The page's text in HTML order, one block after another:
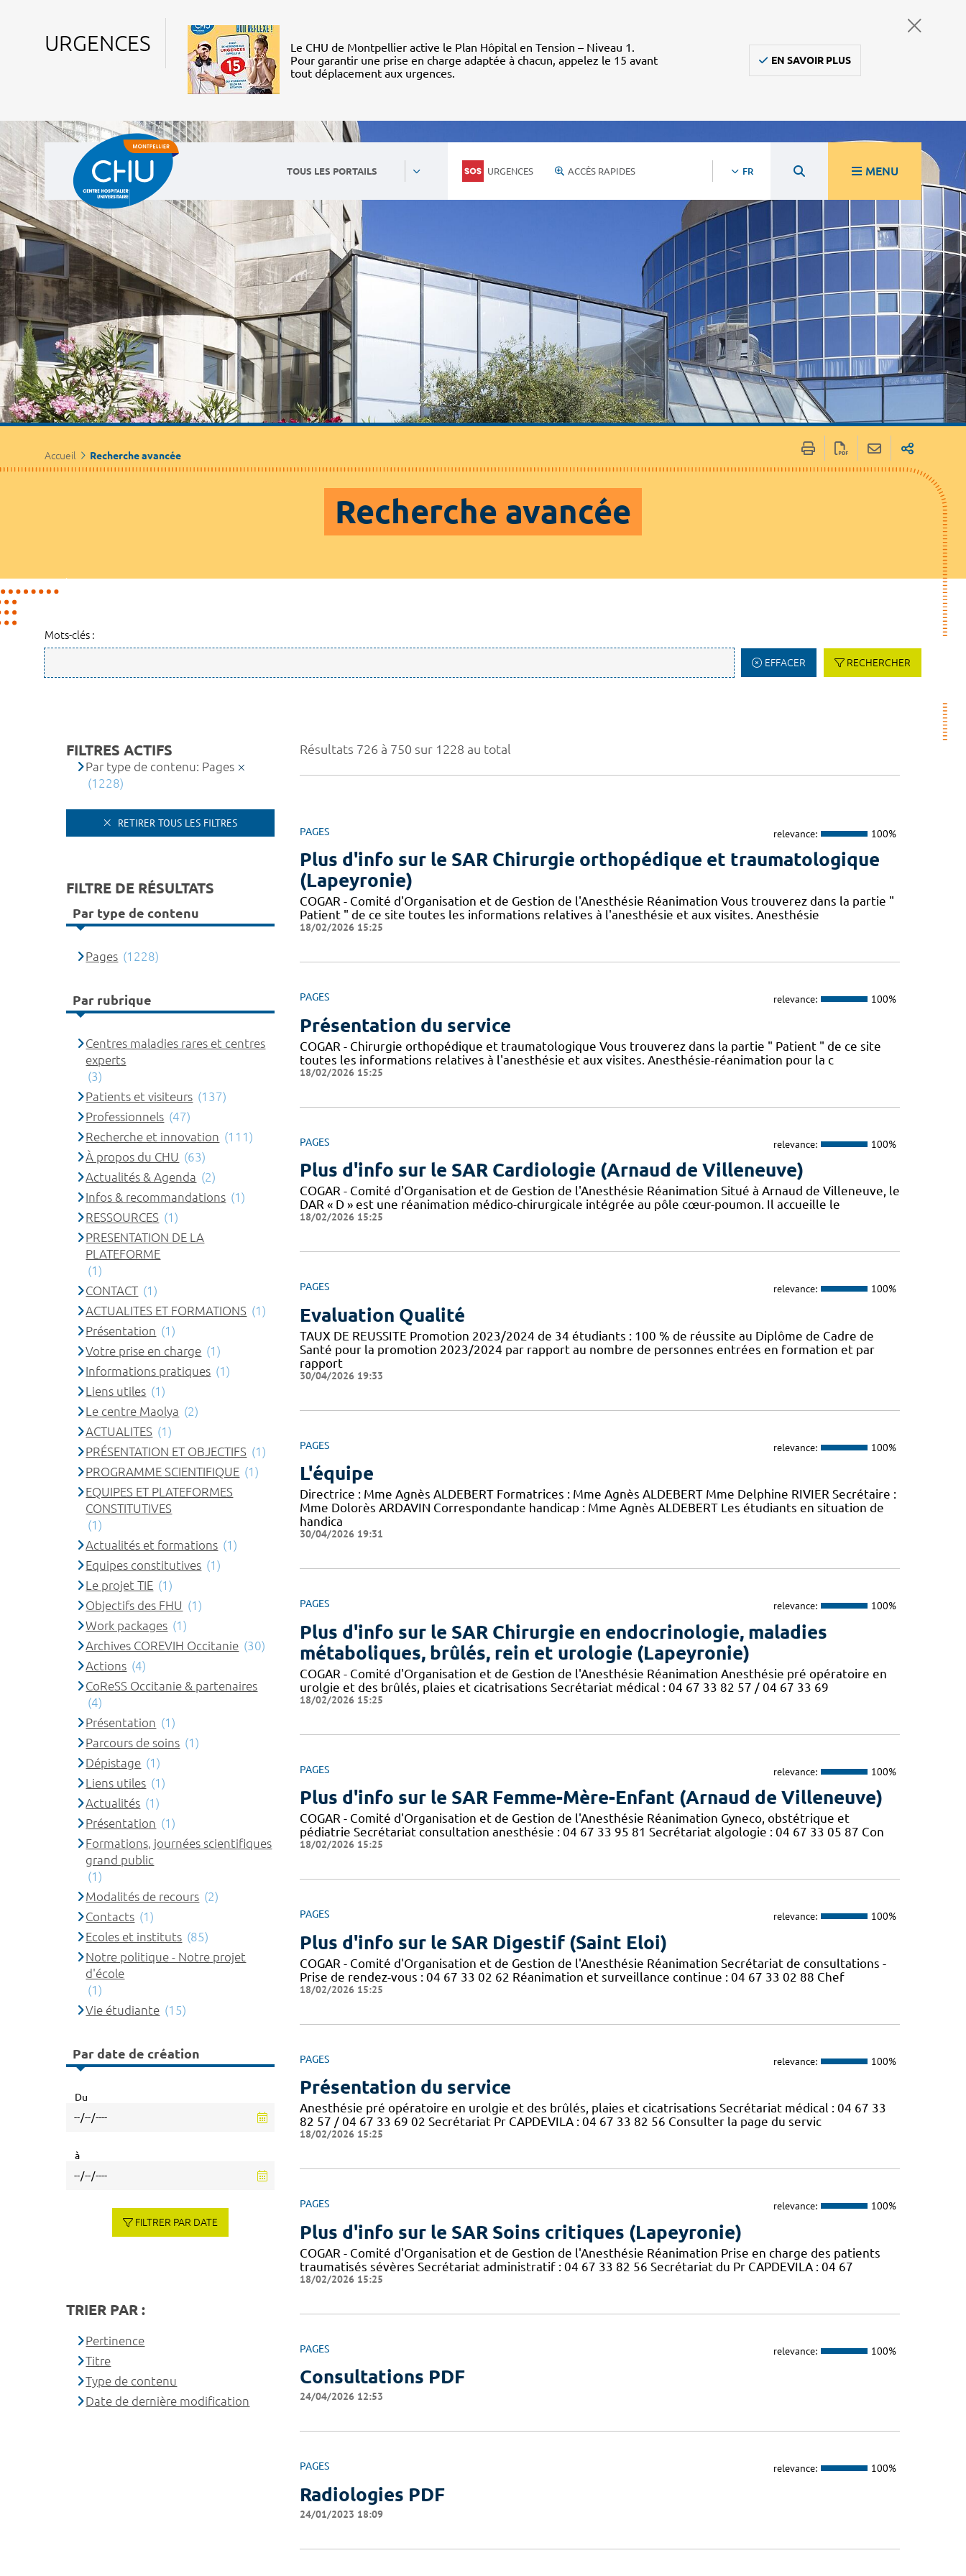
URGENCES
Le CHU de Montpellier active le Plan Hôpital en Tension – Niveau 1.
Pour garantir une prise en charge adaptée à chacun, appelez le 15 avant
tout déplacement aux urgences.
EN SAVOIR PLUS
TOUS LES PORTAILS URGENCES ACCÈS RAPIDES FR MENU
Accueil Recherche avancée
Recherche avancée
Mots-clés :
EFFACER RECHERCHER
Résultats 726 à 750 sur 1228 au total
PAGES relevance: 100%
Plus d'info sur le SAR Chirurgie orthopédique et traumatologique
(Lapeyronie)
COGAR - Comité d'Organisation et de Gestion de l'Anesthésie Réanimation Vous trouverez dans la partie "
Patient " de ce site toutes les informations relatives à l'anesthésie et aux visites. Anesthésie
18/02/2026 15:25
PAGES relevance: 100%
Présentation du service
COGAR - Chirurgie orthopédique et traumatologique Vous trouverez dans la partie " Patient " de ce site
toutes les informations relatives à l'anesthésie et aux visites. Anesthésie-réanimation pour la c
18/02/2026 15:25
PAGES relevance: 100%
Plus d'info sur le SAR Cardiologie (Arnaud de Villeneuve)
COGAR - Comité d'Organisation et de Gestion de l'Anesthésie Réanimation Situé à Arnaud de Villeneuve, le
DAR « D » est une réanimation médico-chirurgicale intégrée au pôle cœur-poumon. Il accueille le
18/02/2026 15:25
PAGES relevance: 100%
Evaluation Qualité
TAUX DE REUSSITE Promotion 2023/2024 de 34 étudiants : 100 % de réussite au Diplôme de Cadre de
Santé pour la promotion 2023/2024 par rapport au nombre de personnes entrées en formation et par
rapport
30/04/2026 19:33
PAGES relevance: 100%
L'équipe
Directrice : Mme Agnès ALDEBERT Formatrices : Mme Agnès ALDEBERT Mme Delphine RIVIER Secrétaire :
Mme Dolorès ARDAVIN Correspondante handicap : Mme Agnès ALDEBERT Les étudiants en situation de
handica
30/04/2026 19:31
PAGES relevance: 100%
Plus d'info sur le SAR Chirurgie en endocrinologie, maladies
métaboliques, brûlés, rein et urologie (Lapeyronie)
COGAR - Comité d'Organisation et de Gestion de l'Anesthésie Réanimation Anesthésie pré opératoire en
urolgie et des brûlés, plaies et cicatrisations Secrétariat médical : 04 67 33 82 57 / 04 67 33 69
18/02/2026 15:25
PAGES relevance: 100%
Plus d'info sur le SAR Femme-Mère-Enfant (Arnaud de Villeneuve)
COGAR - Comité d'Organisation et de Gestion de l'Anesthésie Réanimation Gyneco, obstétrique et
pédiatrie Secrétariat consultation anesthésie : 04 67 33 95 81 Secrétariat algologie : 04 67 33 05 87 Con
18/02/2026 15:25
PAGES relevance: 100%
Plus d'info sur le SAR Digestif (Saint Eloi)
COGAR - Comité d'Organisation et de Gestion de l'Anesthésie Réanimation Secrétariat de consultations -
Prise de rendez-vous : 04 67 33 02 62 Réanimation et surveillance continue : 04 67 33 02 88 Chef
18/02/2026 15:25
PAGES relevance: 100%
Présentation du service
Anesthésie pré opératoire en urolgie et des brûlés, plaies et cicatrisations Secrétariat médical : 04 67 33
82 57 / 04 67 33 69 02 Secrétariat Pr CAPDEVILA : 04 67 33 82 56 Consulter la page du servic
18/02/2026 15:25
PAGES relevance: 100%
Plus d'info sur le SAR Soins critiques (Lapeyronie)
COGAR - Comité d'Organisation et de Gestion de l'Anesthésie Réanimation Prise en charge des patients
traumatisés sévères Secrétariat administratif : 04 67 33 82 56 Secrétariat du Pr CAPDEVILA : 04 67
18/02/2026 15:25
PAGES relevance: 100%
Consultations PDF
24/04/2026 12:53
PAGES relevance: 100%
Radiologies PDF
24/01/2023 18:09
FILTRES ACTIFS
Par type de contenu: Pages
(1228)
RETIRER TOUS LES FILTRES
FILTRE DE RÉSULTATS
Par type de contenu
Pages (1228)
Par rubrique
Centres maladies rares et centres
experts
(3)
Patients et visiteurs (137)
Professionnels (47)
Recherche et innovation (111)
À propos du CHU (63)
Actualités & Agenda (2)
Infos & recommandations (1)
RESSOURCES (1)
PRESENTATION DE LA
PLATEFORME
(1)
CONTACT (1)
ACTUALITES ET FORMATIONS (1)
Présentation (1)
Votre prise en charge (1)
Informations pratiques (1)
Liens utiles (1)
Le centre Maolya (2)
ACTUALITES (1)
PRÉSENTATION ET OBJECTIFS (1)
PROGRAMME SCIENTIFIQUE (1)
EQUIPES ET PLATEFORMES
CONSTITUTIVES
(1)
Actualités et formations (1)
Equipes constitutives (1)
Le projet TIE (1)
Objectifs des FHU (1)
Work packages (1)
Archives COREVIH Occitanie (30)
Actions (4)
CoReSS Occitanie & partenaires
(4)
Présentation (1)
Parcours de soins (1)
Dépistage (1)
Liens utiles (1)
Actualités (1)
Présentation (1)
Formations, journées scientifiques
grand public
(1)
Modalités de recours (2)
Contacts (1)
Ecoles et instituts (85)
Notre politique - Notre projet
d'école
(1)
Vie étudiante (15)
Par date de création
Du
à
FILTRER PAR DATE
TRIER PAR :
Pertinence
Titre
Type de contenu
Date de dernière modification